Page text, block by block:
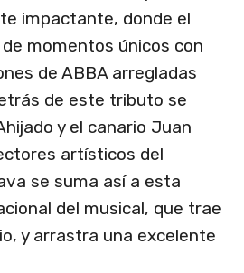
impactante, donde el
momentos únicos con
de ABBA arregladas
de este tributo se
y el canario Juan
artísticos del
se suma así a esta
del musical, que trae
y arrastra una excelente